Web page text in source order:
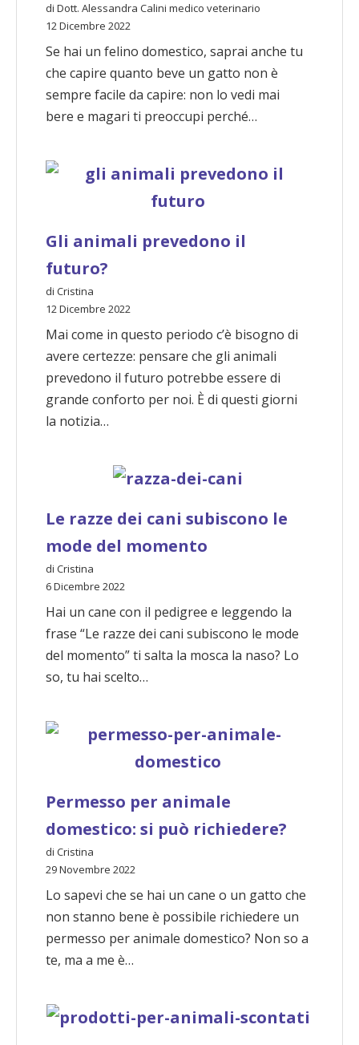
di Dott. Alessandra Calini medico veterinario
12 Dicembre 2022
Se hai un felino domestico, saprai anche tu
che capire quanto beve un gatto non è
sempre facile da capire: non lo vedi mai
bere e magari ti preoccupi perché…
Gli animali prevedono il
futuro?
di Cristina
12 Dicembre 2022
Mai come in questo periodo c’è bisogno di
avere certezze: pensare che gli animali
prevedono il futuro potrebbe essere di
grande conforto per noi. È di questi giorni
la notizia…
Le razze dei cani subiscono le
mode del momento
di Cristina
6 Dicembre 2022
Hai un cane con il pedigree e leggendo la
frase “Le razze dei cani subiscono le mode
del momento” ti salta la mosca la naso? Lo
so, tu hai scelto…
Permesso per animale
domestico: si può richiedere?
di Cristina
29 Novembre 2022
Lo sapevi che se hai un cane o un gatto che
non stanno bene è possibile richiedere un
permesso per animale domestico? Non so a
te, ma a me è…